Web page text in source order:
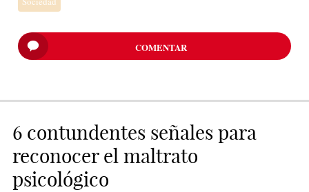
COMENTAR
6 contundentes señales para
reconocer el maltrato
psicológico